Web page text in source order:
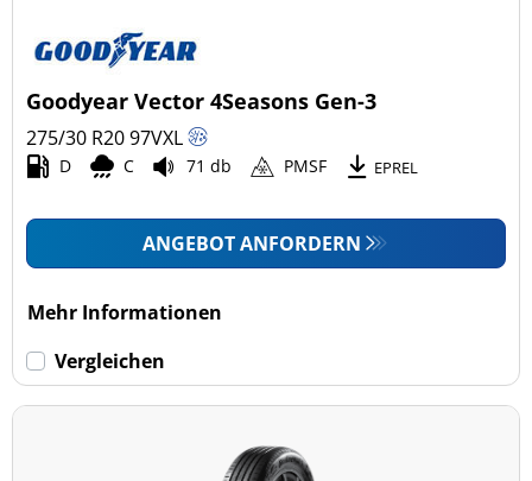
Goodyear Vector 4Seasons Gen-3
275/30 R2097VXL
D C 71 db PMSF EPREL
ANGEBOT ANFORDERN
Mehr Informationen
Vergleichen